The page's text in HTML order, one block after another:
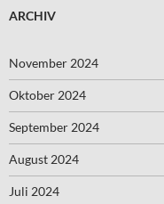
ARCHIV
November 2024
Oktober 2024
September 2024
August 2024
Juli 2024